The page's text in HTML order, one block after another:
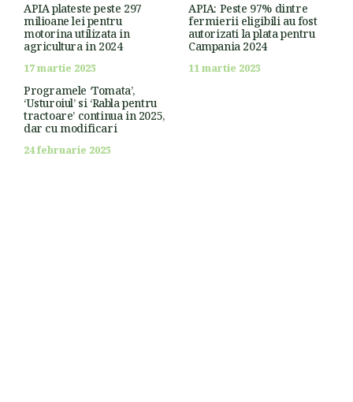
APIA plateste peste 297
milioane lei pentru
motorina utilizata in
agricultura in 2024
17 martie 2025
APIA: Peste 97% dintre
fermierii eligibili au fost
autorizati la plata pentru
Campania 2024
11 martie 2025
Programele ‘Tomata’,
‘Usturoiul’ si ‘Rabla pentru
tractoare’ continua in 2025,
dar cu modificari
24 februarie 2025